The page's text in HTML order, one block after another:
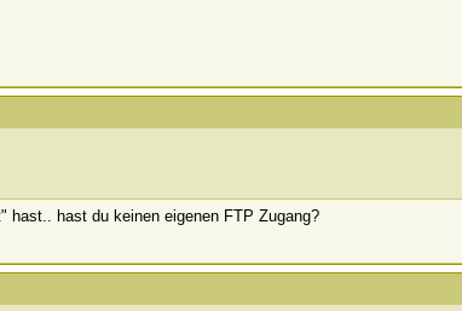
hast.. hast du keinen eigenen FTP Zugang?